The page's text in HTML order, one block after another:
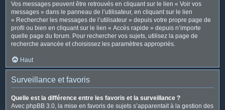
Vos messages peuvent être retrouvés en cliquant sur le lien « Voir vos
messages » dans le panneau de l’utilisateur, en cliquant sur le lien
« Rechercher les messages de l’utilisateur » depuis votre propre page de
profil ou bien en cliquant sur le lien « Accès rapide » depuis n’importe
quelle page du forum. Pour rechercher vos sujets, utilisez la page de
recherche avancée et choisissez les paramètres appropriés.
Haut
Surveillance et favoris
Quelle est la différence entre les favoris et la surveillance ?
Avec phpBB 3.0, la mise en favoris de sujets s’apparentait à la gestion des